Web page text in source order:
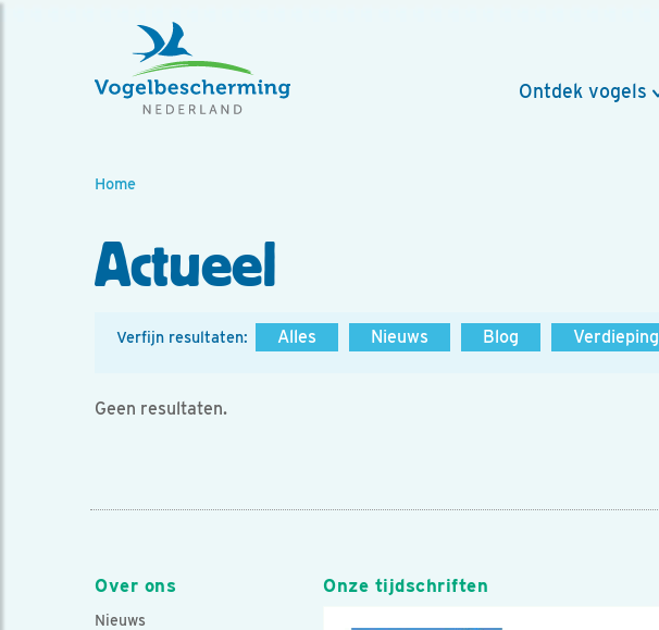
Ontdek vogels
Home
Actueel
Verfijn resultaten: Alles Nieuws Blog Verdieping
Geen resultaten.
Over ons
Nieuws
Onze tijdschriften